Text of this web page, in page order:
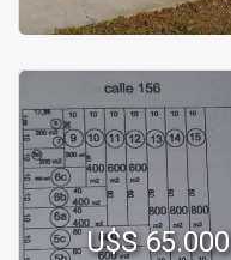
U$S 65.000